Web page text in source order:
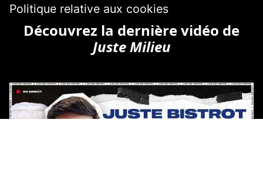
Politique relative aux cookies
Découvrez la dernière vidéo de
Juste Milieu